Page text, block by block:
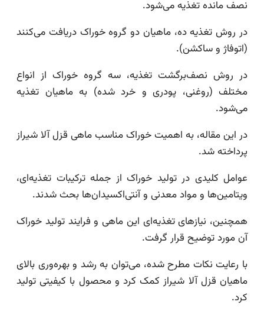
نصف مانده تغذیه می‌شود.
در روش تغذیه ده، ماهیان دو گروه خوراک دریافت می‌کنند
(اتوفاژ و ساکشن).
در روش نصف‌برگشت تغذیه، سه گروه خوراک از انواع
مختلف (روغنی، پودری و خرد شده) به ماهیان تغذیه
می‌شود.
در این مقاله، به اهمیت خوراک مناسب ماهی قزل آلا شیراز
پرداخته شد.
عوامل کلیدی در تولید خوراک از جمله ترکیبات تغذیه‌ای،
ویتامین‌ها و مواد معدنی و آنتی‌اکسیدان‌ها بحث شدند.
همچنین، نیازهای تغذیه‌ای این ماهی و فرایند تولید خوراک
آن مورد توضیح قرار گرفت.
با رعایت نکات مطرح شده، می‌توان به رشد و بهره‌وری بالای
ماهیان قزل آلا شیراز کمک کرد و محصول با کیفیتی تولید
کرد.